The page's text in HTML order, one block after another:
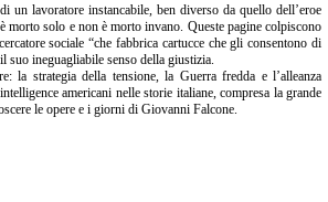
un lavoratore instancabile, ben diverso da quello dell’eroe
morto solo e non è morto invano. Queste pagine colpiscono
sociale “che fabbrica cartucce che gli consentono di
suo ineguagliabile senso della giustizia.
la strategia della tensione, la Guerra fredda e l’alleanza
americani nelle storie italiane, compresa la grande
le opere e i giorni di Giovanni Falcone.